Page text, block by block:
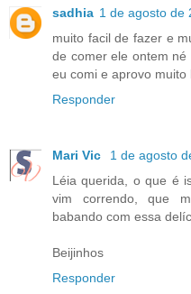
sadhia 1 de agosto de
muito facil de fazer e
de comer ele ontem né
eu comi e aprovo
Responder
Mari Vic
1 de agosto
Léia querida, o que é
vim correndo, que
babando com essa
Beijinhos
Responder